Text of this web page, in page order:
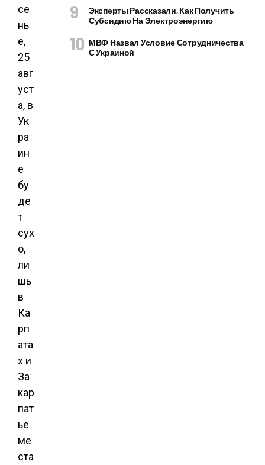
се
нь
е,
25
авг
уст
а, в
Ук
ра
ин
е
бу
де
т
сух
о,
ли
шь
в
Ка
рп
ата
х и
За
кар
пат
ье
ме
ста
Эксперты Рассказали, Как Получить
Субсидию На Электроэнергию
МВФ Назвал Условие Сотрудничества
С Украиной